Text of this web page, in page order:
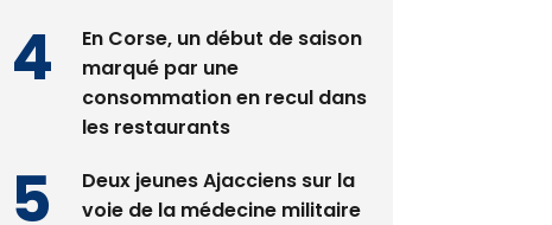
En Corse, un début de saison
marqué par une
consommation en recul dans
les restaurants
Deux jeunes Ajacciens sur la
voie de la médecine militaire